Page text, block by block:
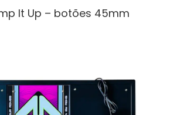
It Up – botões 45mm